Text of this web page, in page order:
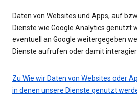
Daten von Websites und Apps, auf
Dienste wie Google Analytics genutzt
eventuell an Google weitergegeben
Dienste aufrufen oder damit
Zu Wie wir Daten von Websites oder
in denen unsere Dienste genutzt